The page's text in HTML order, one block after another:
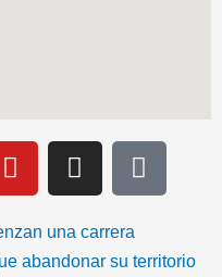
Y
o
t
u
I
n
t
a
I
c
-
una carrera
abandonar su territorio